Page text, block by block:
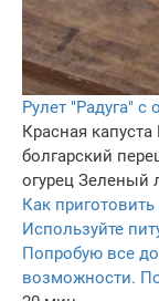
Рулет "Радуга"
Красная капуста
болгарский
огурец Зеленый
Как
Используйте
Попробую все
возможности.